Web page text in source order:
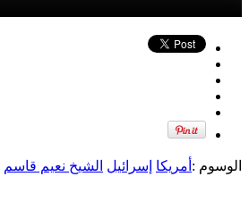
الوسوم : أمريكا إسرائيل الشيخ نعيم قاسم